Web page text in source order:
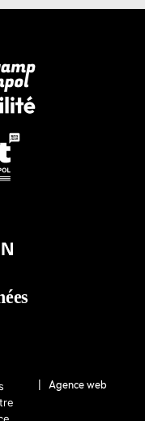
| Agence web